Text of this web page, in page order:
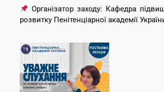
Організатор заходу: Кафедра
розвитку Пенітенціарної академії